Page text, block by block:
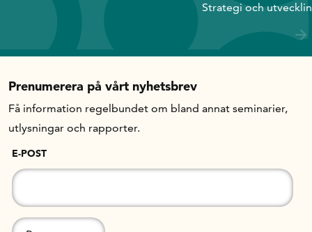
Strategi och
Prenumerera på vårt nyhetsbrev
Få information regelbundet om bland annat seminarier,
utlysningar och rapporter.
E-POST